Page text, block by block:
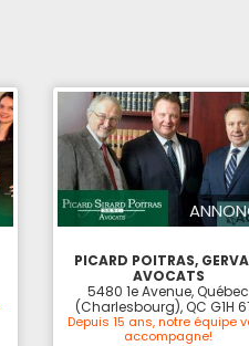
PICARD POITRAS,
AVOCATS
5480 1e Avenue, Québec
(Charlesbourg), QC G1H
Depuis 15 ans, notre équipe
accompagne!